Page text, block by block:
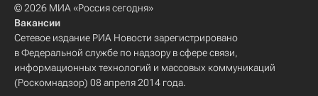
© 2026 МИА «Россия сегодня»
Вакансии
Сетевое издание РИА Новости зарегистрировано
в Федеральной службе по надзору в сфере связи,
информационных технологий и массовых коммуникаций
(Роскомнадзор) 08 апреля 2014 года.